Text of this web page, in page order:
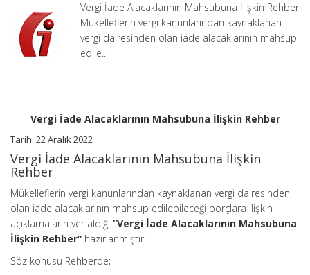
Vergi İade Alacaklarının Mahsubuna İlişkin Rehber
Mükelleflerin vergi kanunlarından kaynaklanan
vergi dairesinden olan iade alacaklarının mahsup
edile..
Vergi İade Alacaklarının Mahsubuna İlişkin Rehber
Tarih: 22 Aralık 2022
Vergi İade Alacaklarının Mahsubuna İlişkin
Rehber
Mükelleflerin vergi kanunlarından kaynaklanan vergi dairesinden
olan iade alacaklarının mahsup edilebileceği borçlara ilişkin
açıklamaların yer aldığı “Vergi İade Alacaklarının Mahsubuna
İlişkin Rehber” hazırlanmıştır.
Söz konusu Rehberde;